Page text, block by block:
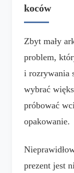
koców
Zbyt mały
problem,
i rozrywania
wybrać
próbować
opakowanie.
prezent jest